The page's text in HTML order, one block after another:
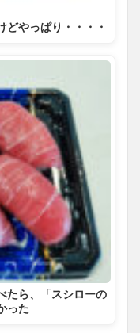
どやっぱり・・・・
たら、「スシローの
った